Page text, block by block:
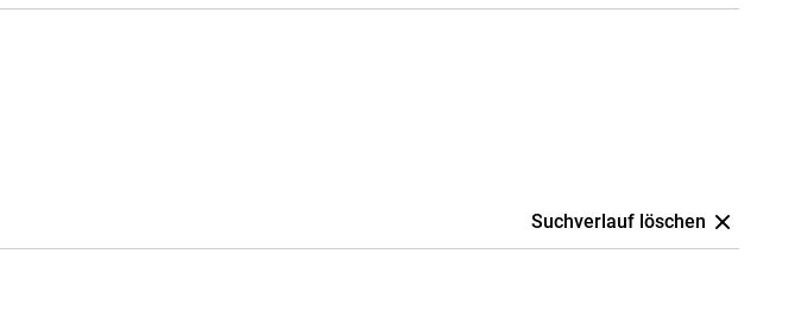
Suchverlauf löschen